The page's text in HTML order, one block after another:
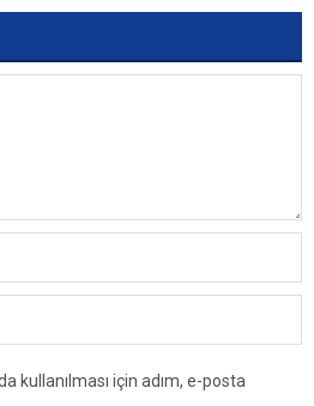
kullanılması için adım, e-posta